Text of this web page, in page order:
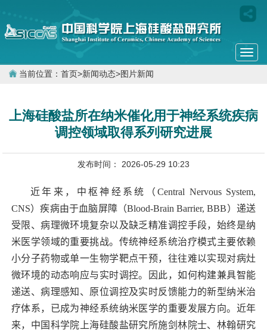
当前位置： 首页>新闻动态>图片新闻
上海硅酸盐所在纳米催化用于神经系统疾病
调控领域取得系列研究进展
发布时间： 2026-05-29 10:23
近年来，中枢神经系统（Central Nervous System,
CNS）疾病由于血脑屏障（Blood-Brain Barrier, BBB）递送
受限、病理微环境复杂以及缺乏精准调控手段，始终是纳
米医学领域的重要挑战。传统神经系统治疗模式主要依赖
小分子药物或单一生物学靶点干预，往往难以实现对病灶
微环境的动态响应与实时调控。因此，如何构建兼具智能
递送、病理感知、原位调控及实时反馈能力的新型纳米治
疗体系，已成为神经系统纳米医学的重要发展方向。近年
来，中国科学院上海硅酸盐研究所施剑林院士、林翰研究